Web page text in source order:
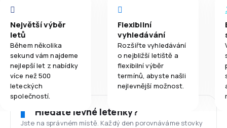
Největší výběr
letů
Během několika
sekund vám najdeme
nejlepší let z nabídky
více než 500
leteckých
společností.
Flexibilní
vyhledávání
Rozšiřte vyhledávání
o nejbližší letiště a
flexibilní výběr
termínů, abyste našli
nejlevnější možnost.
Hledáte levné letenky?
Jste na správném místě. Každý den porovnáváme stovky